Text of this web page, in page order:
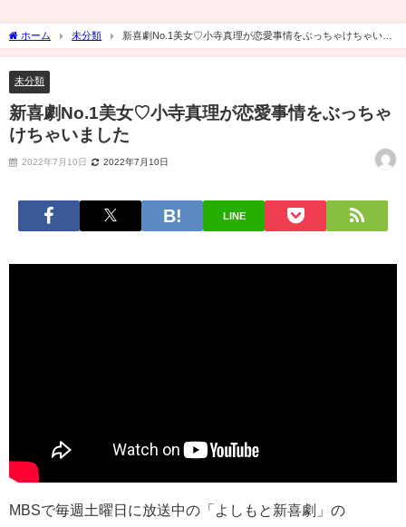
ホーム 未分類
新喜劇No.1美女♡小寺真理が恋愛事情をぶっちゃけちゃいま
した
未分類
新喜劇No.1美女♡小寺真理が恋愛事情をぶっちゃ
けちゃいました
2022年7月10日 2022年7月10日
LINE
MBSで毎週土曜日に放送中の「よしもと新喜劇」の